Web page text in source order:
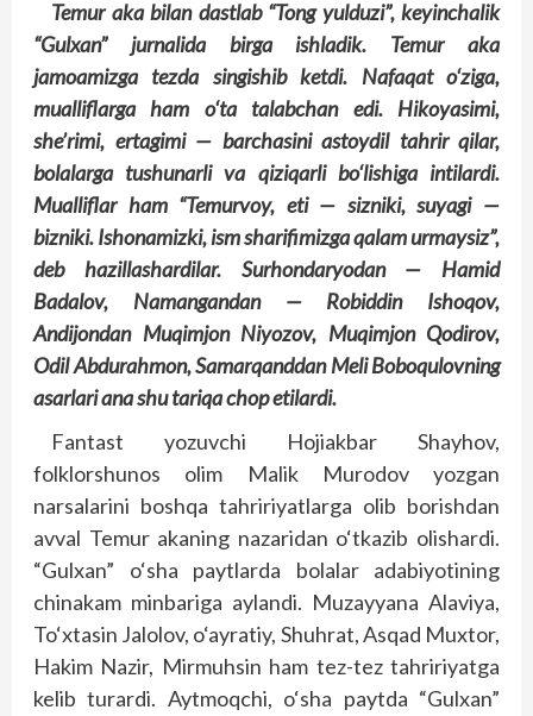
Temur aka bilan dastlab “Tong yulduzi”, keyinchalik
“Gulxan” jurnalida birga ishladik. Temur aka
jamoamizga tezda singishib ketdi. Nafaqat o‘ziga,
mualliflarga ham o‘ta talabchan edi. Hikoyasimi,
she’rimi, ertagimi — barchasini astoydil tahrir qilar,
bolalarga tushunarli va qiziqarli bo‘lishiga intilardi.
Mualliflar ham “Temurvoy, eti — sizniki, suyagi —
bizniki. Ishonamizki, ism sharifimizga qalam urmaysiz”,
deb hazillashardilar. Surhondaryodan — Hamid
Badalov, Namangandan — Robiddin Ishoqov,
Andijondan Muqimjon Niyozov, Muqimjon Qodirov,
Odil Abdurahmon, Samarqanddan Meli Boboqulovning
asarlari ana shu tariqa chop etilardi.
Fantast yozuvchi Hojiakbar Shayhov,
folklorshunos olim Malik Murodov yozgan
narsalarini boshqa tahririyatlarga olib borishdan
avval Temur akaning nazaridan o‘tkazib olishardi.
“Gulxan” o‘sha paytlarda bolalar adabiyotining
chinakam minbariga aylandi. Muzayyana Alaviya,
To‘xtasin Jalolov, o‘ayratiy, Shuhrat, Asqad Muxtor,
Hakim Nazir, Mirmuhsin ham tez-tez tahririyatga
kelib turardi. Aytmoqchi, o‘sha paytda “Gulxan”